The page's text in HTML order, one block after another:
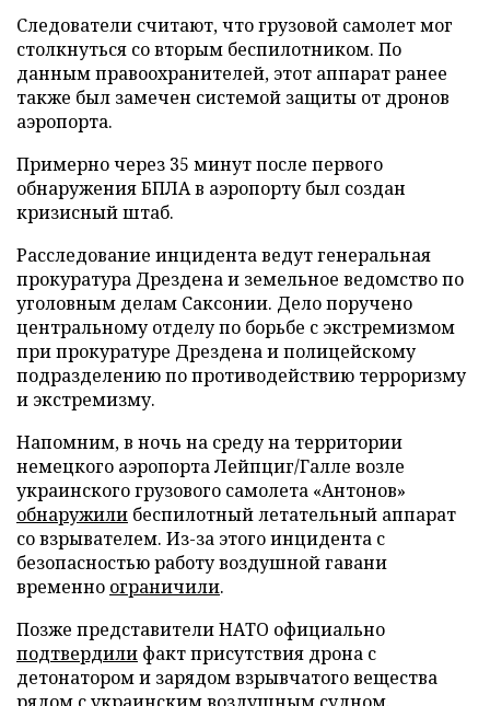
Следователи считают, что грузовой самолет мог
столкнуться со вторым беспилотником. По
данным правоохранителей, этот аппарат ранее
также был замечен системой защиты от дронов
аэропорта.
Примерно через 35 минут после первого
обнаружения БПЛА в аэропорту был создан
кризисный штаб.
Расследование инцидента ведут генеральная
прокуратура Дрездена и земельное ведомство по
уголовным делам Саксонии. Дело поручено
центральному отделу по борьбе с экстремизмом
при прокуратуре Дрездена и полицейскому
подразделению по противодействию терроризму
и экстремизму.
Напомним, в ночь на среду на территории
немецкого аэропорта Лейпциг/Галле возле
украинского грузового самолета «Антонов»
обнаружили беспилотный летательный аппарат
со взрывателем. Из-за этого инцидента с
безопасностью работу воздушной гавани
временно ограничили.
Позже представители НАТО официально
подтвердили факт присутствия дрона с
детонатором и зарядом взрывчатого вещества